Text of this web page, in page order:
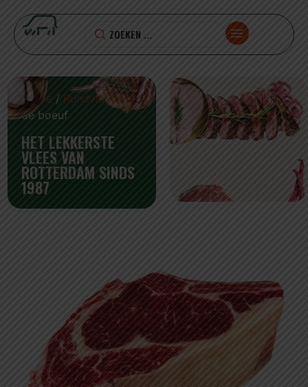
Home / Rundvlees/ Cote
de boeuf
HET LEKKERSTE
VLEES VAN
ROTTERDAM SINDS
1987